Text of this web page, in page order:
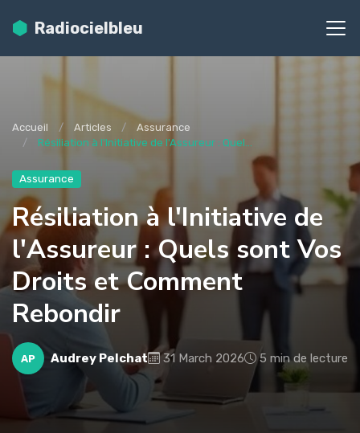
Radiocielbleu
Accueil Articles
Assurance
Résiliation à l'Initiative de l'Assureur : Quel...
Assurance
Résiliation à l'Initiative de
l'Assureur : Quels sont Vos
Droits et Comment
Rebondir
AP Audrey Pelchat 31 March 2026 5 min de lecture